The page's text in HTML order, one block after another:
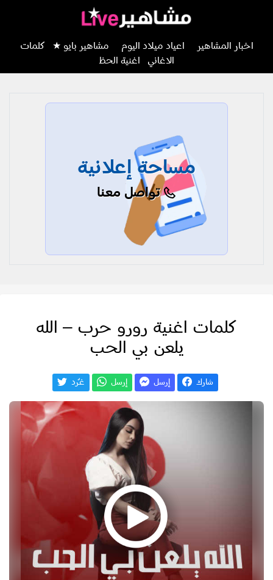
اخبار المشاهير اعياد ميلاد اليوم مشاهير بايو ★
كلمات
الاغاني
اغنية الحظ
مساحة إعلانية
تواصل معنا
كلمات اغنية رورو حرب – الله
يلعن بي الحب
شارك إرسل إرسل غـّرد